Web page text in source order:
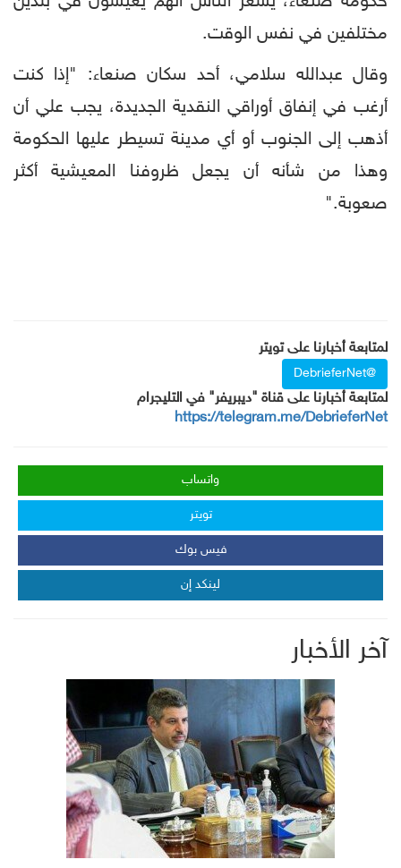
مختلفين في نفس الوقت.
وقال عبدالله سلامي، أحد سكان صنعاء: "إذا كنت
أرغب في إنفاق أوراقي النقدية الجديدة، يجب علي أن
أذهب إلى الجنوب أو أي مدينة تسيطر عليها الحكومة
وهذا من شأنه أن يجعل ظروفنا المعيشية أكثر
صعوبة."
لمتابعة أخبارنا على تويتر
@DebrieferNet
لمتابعة أخبارنا على قناة "ديبريفر" في التليجرام
https://telegram.me/DebrieferNet
واتساب
تويتر
فيس بوك
لينكد إن
آخر الأخبار